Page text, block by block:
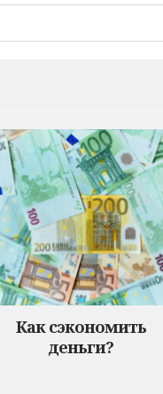
Как сэкономить
деньги?